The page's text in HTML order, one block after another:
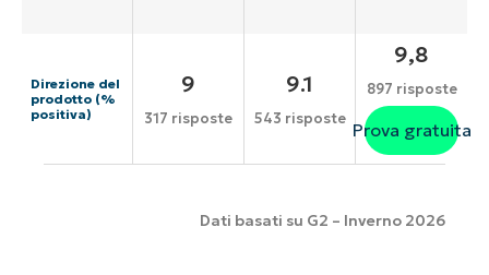
Direzione del
prodotto (%
positiva)
9
317 risposte
9.1
543 risposte
9,8
897 risposte
Prova gratuita
Dati basati su G2 – Inverno 2026